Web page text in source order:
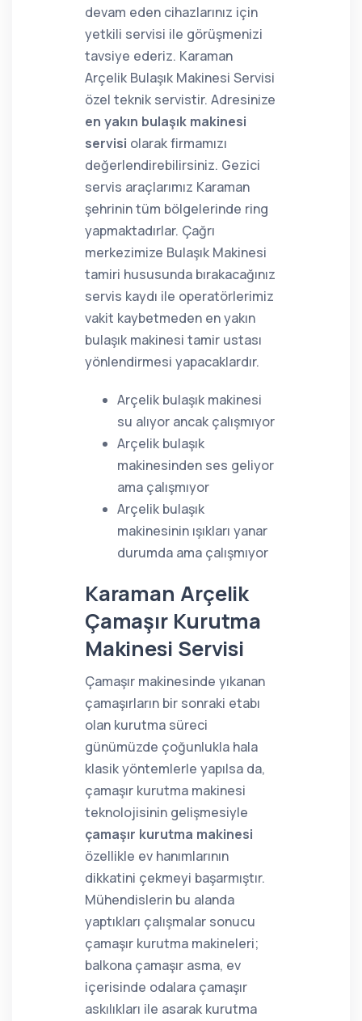
devam eden cihazlarınız için
yetkili servisi ile görüşmenizi
tavsiye ederiz. Karaman
Arçelik Bulaşık Makinesi Servisi
özel teknik servistir. Adresinize
en yakın bulaşık makinesi
servisi olarak firmamızı
değerlendirebilirsiniz. Gezici
servis araçlarımız Karaman
şehrinin tüm bölgelerinde ring
yapmaktadırlar. Çağrı
merkezimize Bulaşık Makinesi
tamiri hususunda bırakacağınız
servis kaydı ile operatörlerimiz
vakit kaybetmeden en yakın
bulaşık makinesi tamir ustası
yönlendirmesi yapacaklardır.
Arçelik bulaşık makinesi
su alıyor ancak çalışmıyor
Arçelik bulaşık
makinesinden ses geliyor
ama çalışmıyor
Arçelik bulaşık
makinesinin ışıkları yanar
durumda ama çalışmıyor
Karaman Arçelik
Çamaşır Kurutma
Makinesi Servisi
Çamaşır makinesinde yıkanan
çamaşırların bir sonraki etabı
olan kurutma süreci
günümüzde çoğunlukla hala
klasik yöntemlerle yapılsa da,
çamaşır kurutma makinesi
teknolojisinin gelişmesiyle
çamaşır kurutma makinesi
özellikle ev hanımlarının
dikkatini çekmeyi başarmıştır.
Mühendislerin bu alanda
yaptıkları çalışmalar sonucu
çamaşır kurutma makineleri;
balkona çamaşır asma, ev
içerisinde odalara çamaşır
askılıkları ile asarak kurutma